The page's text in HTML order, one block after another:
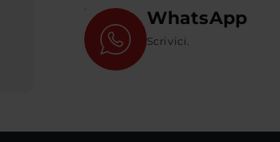
WhatsApp
Scrivici.